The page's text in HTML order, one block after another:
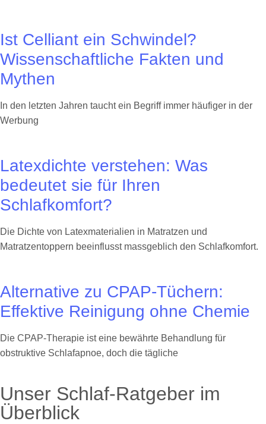
Ist Celliant ein Schwindel?
Wissenschaftliche Fakten und
Mythen
In den letzten Jahren taucht ein Begriff immer häufiger in der
Werbung
Latexdichte verstehen: Was
bedeutet sie für Ihren
Schlafkomfort?
Die Dichte von Latexmaterialien in Matratzen und
Matratzentoppern beeinflusst massgeblich den Schlafkomfort.
Alternative zu CPAP-Tüchern:
Effektive Reinigung ohne Chemie
Die CPAP-Therapie ist eine bewährte Behandlung für
obstruktive Schlafapnoe, doch die tägliche
Unser Schlaf-Ratgeber im
Überblick